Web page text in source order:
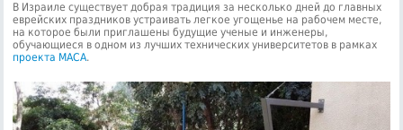
В Израиле существует добрая традиция за несколько дней до главных
еврейских праздников устраивать легкое угощенье на рабочем месте,
на которое были приглашены будущие ученые и инженеры,
обучающиеся в одном из лучших технических университетов в рамках
проекта МАСА.